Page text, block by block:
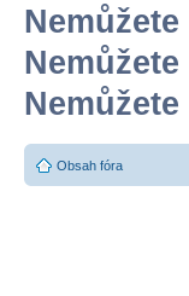
Nemůžete
Nemůžete
Nemůžete
Obsah fóra